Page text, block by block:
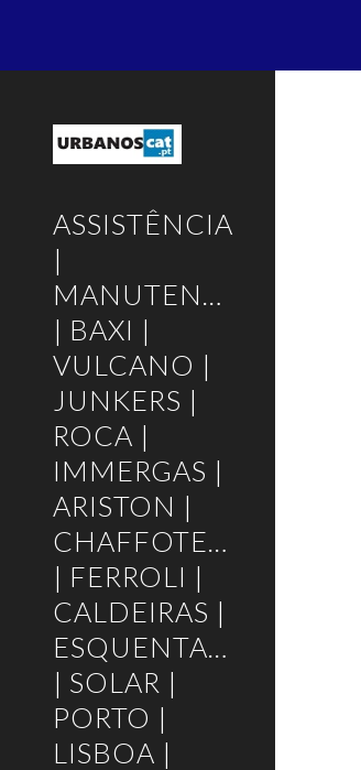
ASSISTÊNCIA
|
MANUTENÇÃO
| BAXI |
VULCANO |
JUNKERS |
ROCA |
IMMERGAS |
ARISTON |
CHAFFOTEAUX
| FERROLI |
CALDEIRAS |
ESQUENTADORES
| SOLAR |
PORTO |
LISBOA |